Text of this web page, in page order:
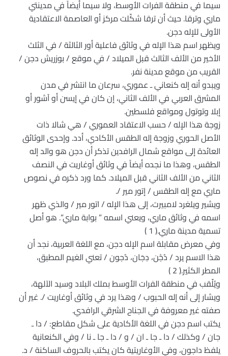
سيما في منطقة الفرات الأوسط، ولا سيما أيضاً في مدينتي
ماري وترقا. حيث أن ترقا شكّلت مركز أو العاصمة الاعتقادية
الأولى للإله دجن.
ويظهر اسم هذا الإله في وثائق فاعلية أور الثالثة / في الثلث
الأخير من الألف الثالث قبل الميلاد / في موقع / بوزريش دجن /
القريب من موقع مدينة نفر.
ويبدو أنه إله كنعاني ـ عموري، سرعان ما انتشر في مدن
المشرق العربي في الألف الثاني، إن كان في إيسن أو آشور أو
إبلا وتوتول ومواقع فلسطين.
زوجة هذا الإله / حسب الاعتقاد العموري / هي شالا ذات
الأصل الحوري وزوجة إله الطقس الأكادي، أدد. وإحدى الوثائق
العائدة إلى مواقع شمال الرافدين تذكر أن دجن هو والد إله
الطقس، وهذا ما نجده أيضاً في وثائق أوغاريت في النصف
الثاني من الألف الثاني قبل الميلاد. كما ورد ذكره في نصوص
ماري مع إله الطقس / إتور مير /.
ويشير ويلغرد لامبيرت، إلى هذا الإله / اتور مير / والذي ظهر
اسمه في وثائق ماري، ويعني اسمه ” بوابة ماري”. هو أصل
تسمية مدينة ماري.( 1 )
وفي معرض مقابلة اسم الإله دجن، مع اللغة العربية، نجد أن
هذا الاسم يرد / دُجْن، دِجَان، دُجون / تعني الغيم المطبق،
المطر الكثير.( 2 )
ويُلّقب في منطقة الفرات الأوسط بملك البلاد وسيد الآلهة،
ويشار إلى أنه إله الحبوب / وهذا يرد في وثائق أوغاريت /. غير أن
صفته غير معروفة في الجناح الشرقي الرافدي.
يكتب اسم دجن في اللغة الأكادية على شكل مقاطع: / دا ـ
جان / وكذلك / دا ـ جا ـ ان / و / دا ـ جا ـ نا / وفي الكنعانية
يلفظ داجون، وفي الأوغاريتية كان يكتب بالحروف الساكنة / د.